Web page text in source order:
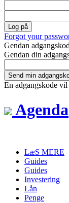
Forgot your
Gendan
Gendan din
En adgangskode
Agenda
LæS MERE
Guides
Guides
Investering
Lån
Penge